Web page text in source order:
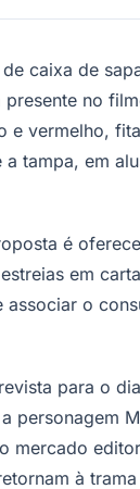
caixa de
e vermelho,
tampa, em
é
o
para o
mercado
à